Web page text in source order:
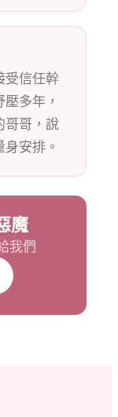
受信任幹
多年，
哥哥，說
安排。
魔
我們